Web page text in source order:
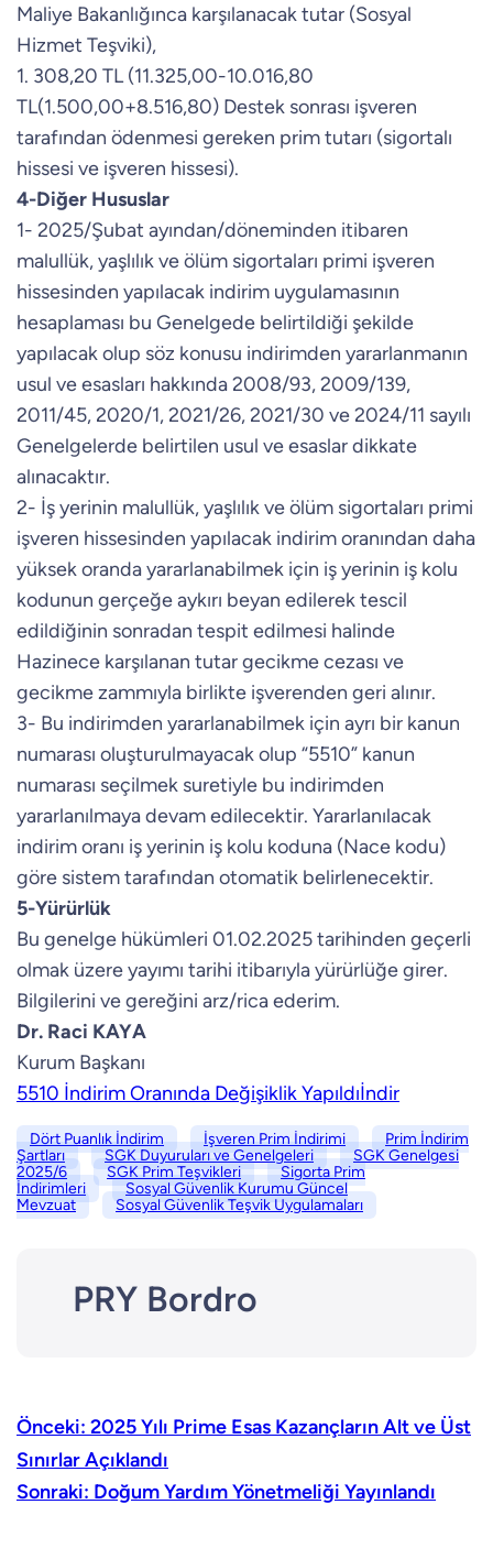
Maliye Bakanlığınca karşılanacak tutar (Sosyal
Hizmet Teşviki),
1. 308,20 TL (11.325,00-10.016,80
TL(1.500,00+8.516,80) Destek sonrası işveren
tarafından ödenmesi gereken prim tutarı (sigortalı
hissesi ve işveren hissesi).
4-Diğer Hususlar
1- 2025/Şubat ayından/döneminden itibaren
malullük, yaşlılık ve ölüm sigortaları primi işveren
hissesinden yapılacak indirim uygulamasının
hesaplaması bu Genelgede belirtildiği şekilde
yapılacak olup söz konusu indirimden yararlanmanın
usul ve esasları hakkında 2008/93, 2009/139,
2011/45, 2020/1, 2021/26, 2021/30 ve 2024/11 sayılı
Genelgelerde belirtilen usul ve esaslar dikkate
alınacaktır.
2- İş yerinin malullük, yaşlılık ve ölüm sigortaları primi
işveren hissesinden yapılacak indirim oranından daha
yüksek oranda yararlanabilmek için iş yerinin iş kolu
kodunun gerçeğe aykırı beyan edilerek tescil
edildiğinin sonradan tespit edilmesi halinde
Hazinece karşılanan tutar gecikme cezası ve
gecikme zammıyla birlikte işverenden geri alınır.
3- Bu indirimden yararlanabilmek için ayrı bir kanun
numarası oluşturulmayacak olup “5510” kanun
numarası seçilmek suretiyle bu indirimden
yararlanılmaya devam edilecektir. Yararlanılacak
indirim oranı iş yerinin iş kolu koduna (Nace kodu)
göre sistem tarafından otomatik belirlenecektir.
5-Yürürlük
Bu genelge hükümleri 01.02.2025 tarihinden geçerli
olmak üzere yayımı tarihi itibarıyla yürürlüğe girer.
Bilgilerini ve gereğini arz/rica ederim.
Dr. Raci KAYA
Kurum Başkanı
5510 İndirim Oranında Değişiklik Yapıldıİndir
Dört Puanlık İndirim İşveren Prim İndirimi
Prim İndirim
Şartları
SGK Duyuruları ve Genelgeleri
SGK Genelgesi
2025/6
SGK Prim Teşvikleri
Sigorta Prim
İndirimleri
Sosyal Güvenlik Kurumu Güncel
Mevzuat
Sosyal Güvenlik Teşvik Uygulamaları
PRY Bordro
Önceki: 2025 Yılı Prime Esas Kazançların Alt ve Üst
Sınırlar Açıklandı
Sonraki: Doğum Yardım Yönetmeliği Yayınlandı